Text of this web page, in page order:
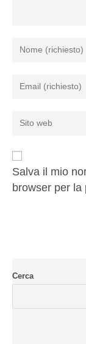
Salva il mio
browser per la
Cerca